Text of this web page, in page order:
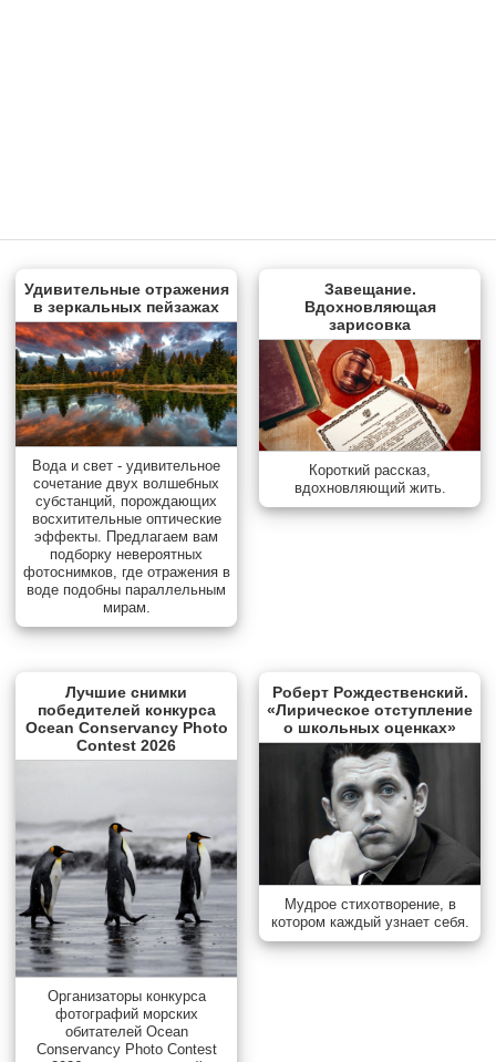
Удивительные отражения
в зеркальных пейзажах
Вода и свет - удивительное
сочетание двух волшебных
субстанций, порождающих
восхитительные оптические
эффекты. Предлагаем вам
подборку невероятных
фотоснимков, где отражения в
воде подобны параллельным
мирам.
Завещание.
Вдохновляющая
зарисовка
Короткий рассказ,
вдохновляющий жить.
Лучшие снимки
победителей конкурса
Ocean Conservancy Photo
Contest 2026
Организаторы конкурса
фотографий морских
обитателей Ocean
Conservancy Photo Contest
Роберт Рождественский.
«Лирическое отступление
о школьных оценках»
Мудрое стихотворение, в
котором каждый узнает себя.